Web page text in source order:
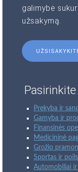
galimybė
užsakymą.
Prekyba ir
Gamyba ir
Finansinės
Medicininė
Grožio
Sportas ir
Automobiliai